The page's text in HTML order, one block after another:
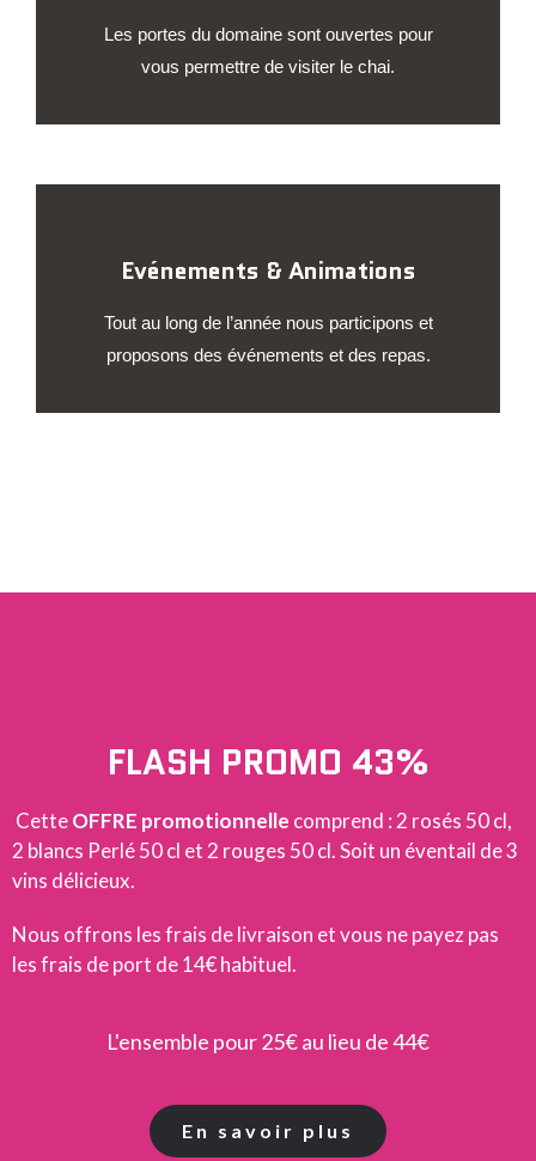
Les portes du domaine sont ouvertes pour
vous permettre de visiter le chai.
Evénements & Animations
Tout au long de l’année nous participons et
proposons des événements et des repas.
FLASH PROMO 43%
CetteOFFRE promotionnelle comprend : 2 rosés 50 cl,
2 blancs Perlé 50 cl et 2 rouges 50 cl. Soit un éventail de 3
vins délicieux.
Nous offrons les frais de livraison et vous ne payez pas
les frais de port de 14€ habituel.
L'ensemble pour 25€ au lieu de 44€
En savoir plus